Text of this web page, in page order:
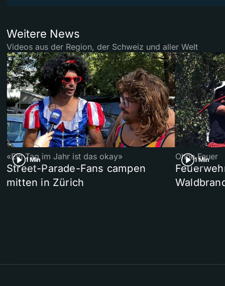
Weitere News
Videos aus der Region, der Schweiz und aller Welt
1 Min
«Ein Tag im Jahr ist das okay»
Street-Parade-Fans campen
mitten in Zürich
1 Min
Ohne Feuer